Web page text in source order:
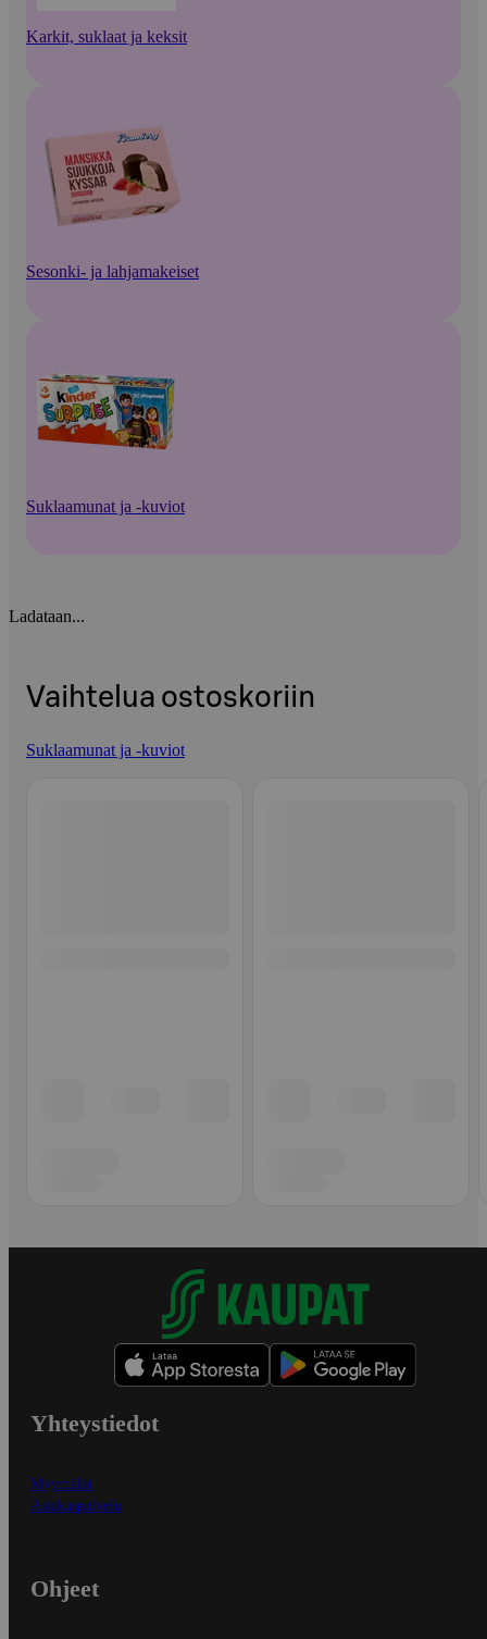
Karkit, suklaat ja keksit
Sesonki- ja lahjamakeiset
Suklaamunat ja -kuviot
Ladataan...
Vaihtelua ostoskoriin
Suklaamunat ja -kuviot
Yhteystiedot
Myymälät
Asiakaspalvelu
Ohjeet